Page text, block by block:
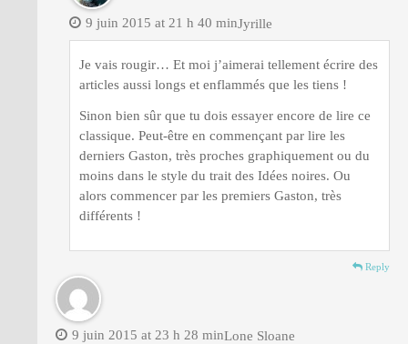
Jyrille
9 juin 2015 at 21 h 40 min
Je vais rougir… Et moi j’aimerai tellement écrire des
articles aussi longs et enflammés que les tiens !
Sinon bien sûr que tu dois essayer encore de lire ce
classique. Peut-être en commençant par lire les
derniers Gaston, très proches graphiquement ou du
moins dans le style du trait des Idées noires. Ou
alors commencer par les premiers Gaston, très
différents !
Reply
Lone Sloane
9 juin 2015 at 23 h 28 min